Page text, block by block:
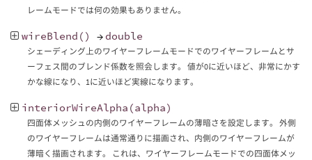
レームモードでは何の効果もありません。
wireBlend () → double
シェーディング上のワイヤーフレームモードでのワイヤーフレームとサ
ーフェス間のブレンド係数を照会します。 値が0に近いほど、非常にかす
かな線になり、1に近いほど実線になります。
interiorWireAlpha (alpha)
四面体メッシュの内側のワイヤーフレームの薄暗さを設定します。 外側
のワイヤーフレームは通常通りに描画され、内側のワイヤーフレームが
薄暗く描画されます。 これは、ワイヤーフレームモードでの四面体メッ